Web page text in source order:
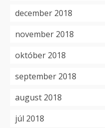
december 2018
november 2018
október 2018
september 2018
august 2018
júl 2018